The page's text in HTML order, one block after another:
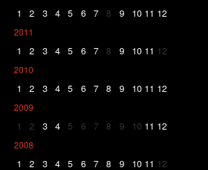
1 2 3 4 5 6 7 8 9 10 11 12
2011
1 2 3 4 5 6 7 8 9 10 11 12
2010
1 2 3 4 5 6 7 8 9 10 11 12
2009
1 2 3 4 5 6 7 8 9 10 11 12
2008
1 2 3 4 5 6 7 8 9 10 11 12